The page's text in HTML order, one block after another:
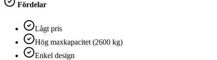
Fördelar
Lågt pris
Hög maxkapacitet (2600 kg)
Enkel design